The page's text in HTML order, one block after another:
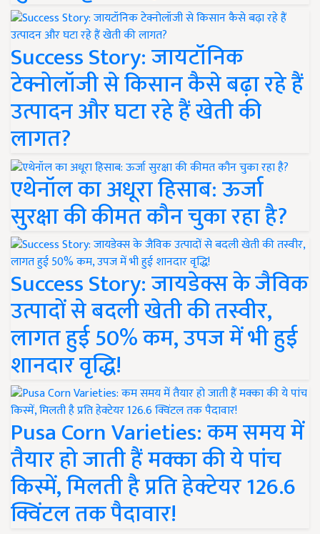
Success Story: जायटॉनिक
टेक्नोलॉजी से किसान कैसे बढ़ा रहे हैं
उत्पादन और घटा रहे हैं खेती की
लागत?
एथेनॉल का अधूरा हिसाब: ऊर्जा
सुरक्षा की कीमत कौन चुका रहा है?
Success Story: जायडेक्स के जैविक
उत्पादों से बदली खेती की तस्वीर,
लागत हुई 50% कम, उपज में भी हुई
शानदार वृद्धि!
Pusa Corn Varieties: कम समय में
तैयार हो जाती हैं मक्का की ये पांच
किस्में, मिलती है प्रति हेक्टेयर 126.6
क्विंटल तक पैदावार!